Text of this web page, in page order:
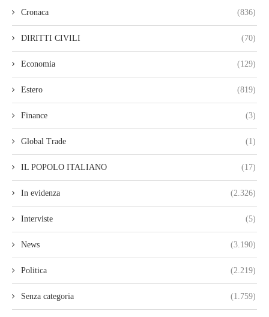
Cronaca (836)
DIRITTI CIVILI (70)
Economia (129)
Estero (819)
Finance (3)
Global Trade (1)
IL POPOLO ITALIANO (17)
In evidenza (2.326)
Interviste (5)
News (3.190)
Politica (2.219)
Senza categoria (1.759)